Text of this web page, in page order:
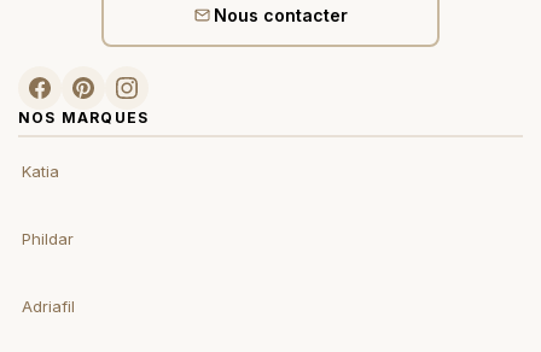
Nous contacter
NOS MARQUES
Katia
Phildar
Adriafil